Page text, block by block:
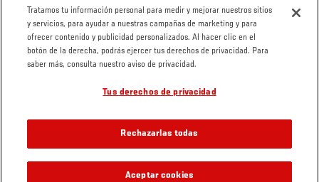
Pie
de
Página
CONTACTO
LEGAL
Condiciones
Política de
privacidad
Tratamos tu información personal para medir y mejorar nuestros sitios
y servicios, para ayudar a nuestras campañas de marketing y para
ofrecer contenido y publicidad personalizados. Al hacer clic en el
botón de la derecha, podrás ejercer tus derechos de privacidad. Para
saber más, consulta nuestro aviso de privacidad.
Tus derechos de privacidad
Rechazarlas todas
Aceptar cookies